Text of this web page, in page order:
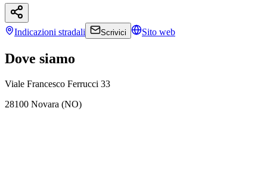
Indicazioni stradali Scrivici Sito web
Dove siamo
Viale Francesco Ferrucci 33
28100 Novara (NO)